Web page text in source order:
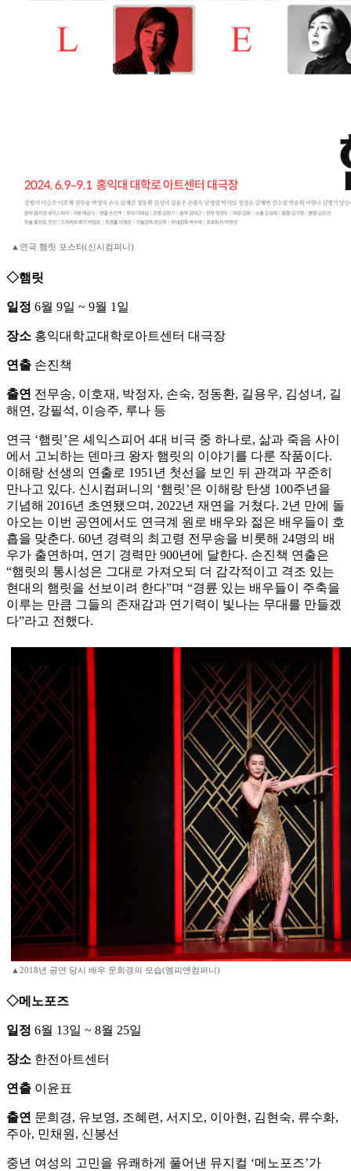
▲연극 햄릿 포스터(신시컴퍼니)
◇햄릿
일정 6월 9일 ~ 9월 1일
장소 홍익대학교대학로아트센터 대극장
연출 손진책
출연 전무송, 이호재, 박정자, 손숙, 정동환, 길용우, 김성녀, 길
해연, 강필석, 이승주, 루나 등
연극 ‘햄릿’은 셰익스피어 4대 비극 중 하나로, 삶과 죽음 사이
에서 고뇌하는 덴마크 왕자 햄릿의 이야기를 다룬 작품이다.
이해랑 선생의 연출로 1951년 첫선을 보인 뒤 관객과 꾸준히
만나고 있다. 신시컴퍼니의 ‘햄릿’은 이해랑 탄생 100주년을
기념해 2016년 초연됐으며, 2022년 재연을 거쳤다. 2년 만에 돌
아오는 이번 공연에서도 연극계 원로 배우와 젊은 배우들이 호
흡을 맞춘다. 60년 경력의 최고령 전무송을 비롯해 24명의 배
우가 출연하며, 연기 경력만 900년에 달한다. 손진책 연출은
“햄릿의 통시성은 그대로 가져오되 더 감각적이고 격조 있는
현대의 햄릿을 선보이려 한다”며 “경륜 있는 배우들이 주축을
이루는 만큼 그들의 존재감과 연기력이 빛나는 무대를 만들겠
다”라고 전했다.
▲2018년 공연 당시 배우 문희경의 모습(엠피앤컴퍼니)
◇메노포즈
일정 6월 13일 ~ 8월 25일
장소 한전아트센터
연출 이윤표
출연 문희경, 유보영, 조혜련, 서지오, 이아현, 김현숙, 류수화,
주아, 민채원, 신봉선
중년 여성의 고민을 유쾌하게 풀어낸 뮤지컬 ‘메노포즈’가